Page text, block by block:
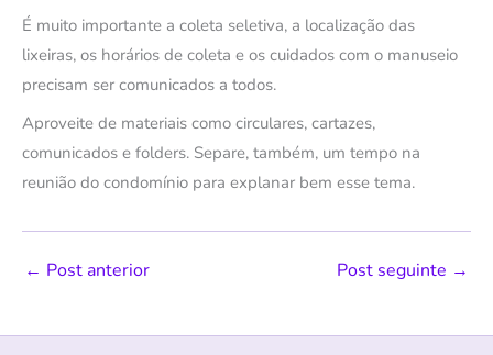
É muito importante a coleta seletiva, a localização das
lixeiras, os horários de coleta e os cuidados com o manuseio
precisam ser comunicados a todos.
Aproveite de materiais como circulares, cartazes,
comunicados e folders. Separe, também, um tempo na
reunião do condomínio para explanar bem esse tema.
← Post anterior Post seguinte →